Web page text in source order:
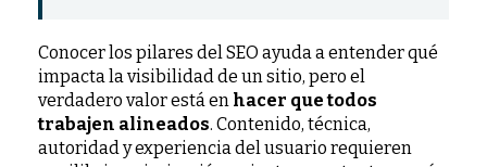
Conocer los pilares del SEO ayuda a entender qué
impacta la visibilidad de un sitio, pero el
verdadero valor está en hacer que todos
trabajen alineados. Contenido, técnica,
autoridad y experiencia del usuario requieren